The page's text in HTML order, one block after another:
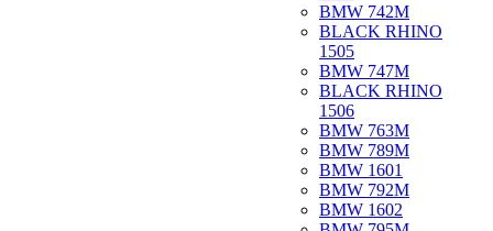
BMW 742M
BLACK RHINO
1505
BMW 747M
BLACK RHINO
1506
BMW 763M
BMW 789M
BMW 1601
BMW 792M
BMW 1602